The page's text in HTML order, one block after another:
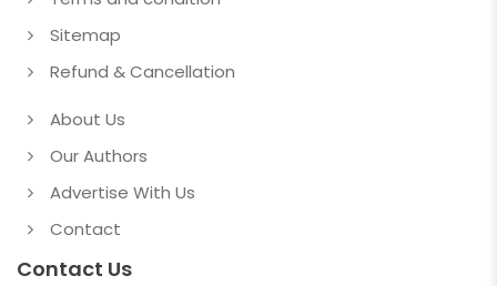
Sitemap
Refund & Cancellation
About Us
Our Authors
Advertise With Us
Contact
Contact Us